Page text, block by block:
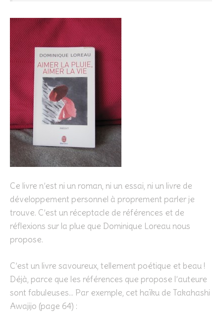
Ce livre n’est ni un roman, ni un essai, ni un livre de
développement personnel à proprement parler je
trouve. C’est un réceptacle de références et de
réflexions sur la plue que Dominique Loreau nous
propose.
C’est un livre savoureux, tellement poétique et beau !
Déjà, parce que les références que propose l’auteure
sont fabuleuses… Par exemple, cet haïku de Takahashi
Awajijo (page 64) :